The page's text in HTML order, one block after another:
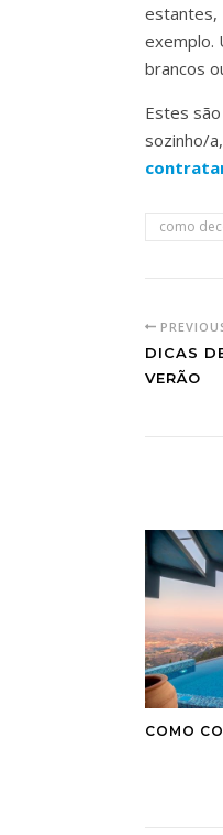
exemplo.
brancos
Estes
sozinho/
como
DICAS
VERÃO
COMO